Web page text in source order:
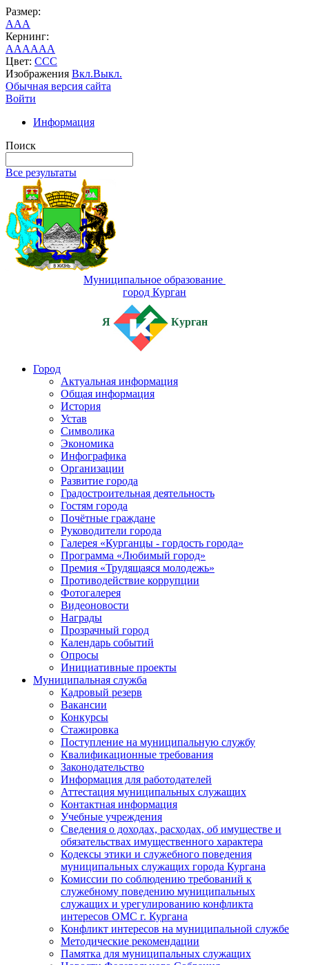
Размер:
AAA
Кернинг:
AAAAAA
Цвет: CCC
Изображения Вкл.Выкл.
Обычная версия сайта
Войти
Информация
Поиск
Все результаты
Муниципальное образование
город Курган
Я Курган
Город
Актуальная информация
Общая информация
История
Устав
Символика
Экономика
Инфографика
Организации
Развитие города
Градостроительная деятельность
Гостям города
Почётные граждане
Руководители города
Галерея «Курганцы - гордость города»
Программа «Любимый город»
Премия «Трудящаяся молодежь»
Противодействие коррупции
Фотогалерея
Видеоновости
Награды
Прозрачный город
Календарь событий
Опросы
Инициативные проекты
Муниципальная служба
Кадровый резерв
Вакансии
Конкурсы
Стажировка
Поступление на муниципальную службу
Квалификационные требования
Законодательство
Информация для работодателей
Аттестация муниципальных служащих
Контактная информация
Учебные учреждения
Сведения о доходах, расходах, об имуществе и
обязательствах имущественного характера
Кодексы этики и служебного поведения
муниципальных служащих города Кургана
Комиссии по соблюдению требований к
служебному поведению муниципальных
служащих и урегулированию конфликта
интересов ОМС г. Кургана
Конфликт интересов на муниципальной службе
Методические рекомендации
Памятка для муниципальных служащих